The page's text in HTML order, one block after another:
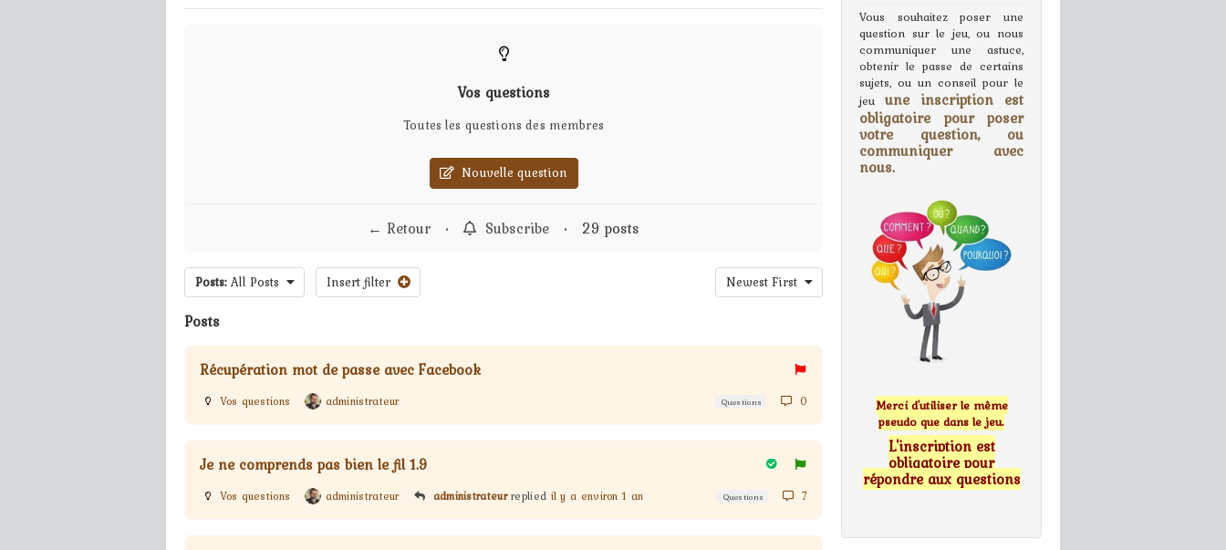
Vos questions
Toutes les questions des membres
Nouvelle question
← Retour • Subscribe • 29 posts
Posts: All Posts Insert filter Newest First
Posts
Récupération mot de passe avec Facebook
Vos questions administrateur Questions 0
Je ne comprends pas bien le fil 1.9
Vos questions administrateur administrateur replied il y a environ 1 an Questions 7
Vous souhaitez poser une
question sur le jeu, ou nous
communiquer une astuce,
obtenir le passe de certains
sujets, ou un conseil pour le
jeu une inscription est
obligatoire pour poser
votre question, ou
communiquer avec
nous.
Merci d'utiliser le même
pseudo que dans le jeu.
L'inscription est
obligatoire pour
répondre aux questions